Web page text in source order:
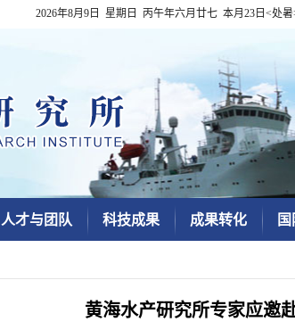
2026年8月9日 星期日 丙午年六月廿七 本月23日<处暑
人才与团队 科技成果 成果转化
黄海水产研究所专家应邀